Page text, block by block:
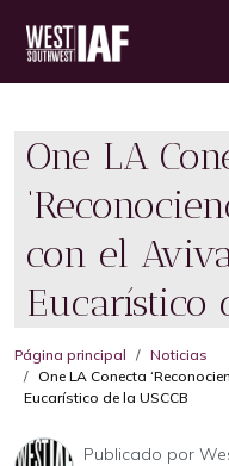
One LA
con el
Eucarístico
Página principal
Noticias
One LA Conecta
Eucarístico de la USCCB
Publicado por